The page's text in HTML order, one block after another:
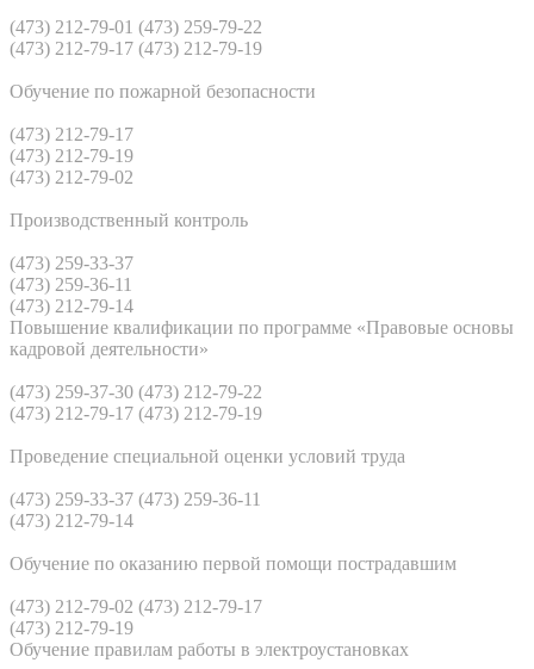
(473) 212-79-01 (473) 259-79-22
(473) 212-79-17 (473) 212-79-19
Обучение по пожарной безопасности
(473) 212-79-17
(473) 212-79-19
(473) 212-79-02
Производственный контроль
(473) 259-33-37
(473) 259-36-11
(473) 212-79-14
Повышение квалификации по программе «Правовые основы
кадровой деятельности»
(473) 259-37-30 (473) 212-79-22
(473) 212-79-17 (473) 212-79-19
Проведение специальной оценки условий труда
(473) 259-33-37 (473) 259-36-11
(473) 212-79-14
Обучение по оказанию первой помощи пострадавшим
(473) 212-79-02 (473) 212-79-17
(473) 212-79-19
Обучение правилам работы в электроустановках